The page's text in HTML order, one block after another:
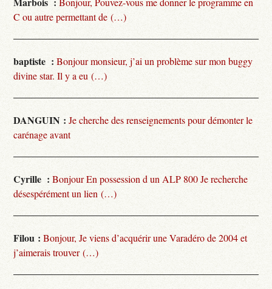
C ou autre permettant de (…)
baptiste : Bonjour monsieur, j’ai un problème sur mon buggy
divine star. Il y a eu (…)
DANGUIN : Je cherche des renseignements pour démonter le
carénage avant
Cyrille : Bonjour En possession d un ALP 800 Je recherche
désespérément un lien (…)
Filou : Bonjour, Je viens d’acquérir une Varadéro de 2004 et
j’aimerais trouver (…)